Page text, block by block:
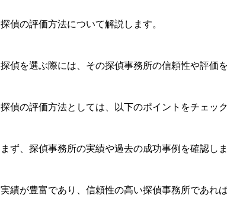
探偵の評価方法について解説します。
探偵を選ぶ際には、その探偵事務所の信頼性や評価
探偵の評価方法としては、以下のポイントをチェッ
まず、探偵事務所の実績や過去の成功事例を確認しま
実績が豊富であり、信頼性の高い探偵事務所であれ